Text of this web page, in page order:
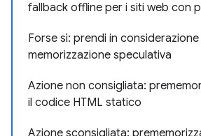
fallback offline per i siti web con
Forse sì: prendi in
memorizzazione speculativa
Azione non consigliata:
il codice HTML statico
Azione sconsigliata: